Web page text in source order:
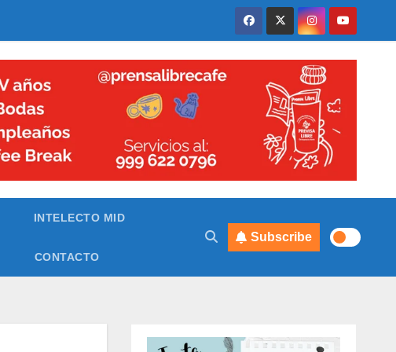
INTELECTO MID
CONTACTO
Subscribe